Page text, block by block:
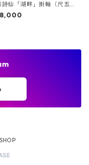
詩仙「湖畔」掛軸（尺五